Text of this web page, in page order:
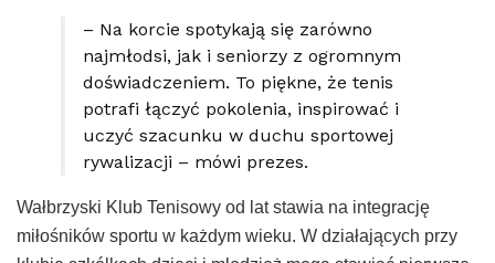
– Na korcie spotykają się zarówno
najmłodsi, jak i seniorzy z ogromnym
doświadczeniem. To piękne, że tenis
potrafi łączyć pokolenia, inspirować i
uczyć szacunku w duchu sportowej
rywalizacji – mówi prezes.
Wałbrzyski Klub Tenisowy od lat stawia na integrację
miłośników sportu w każdym wieku. W działających przy